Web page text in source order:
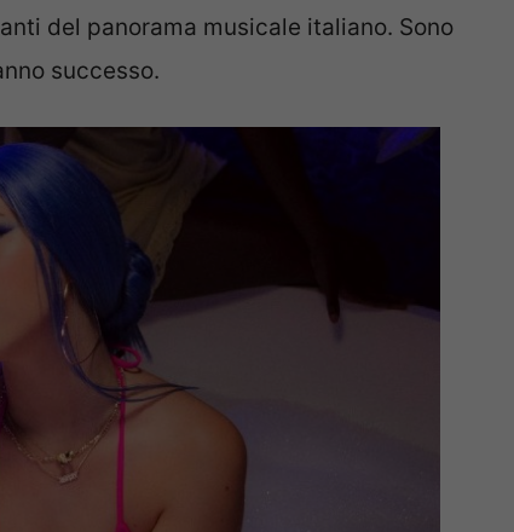
del panorama musicale italiano. Sono
successo.